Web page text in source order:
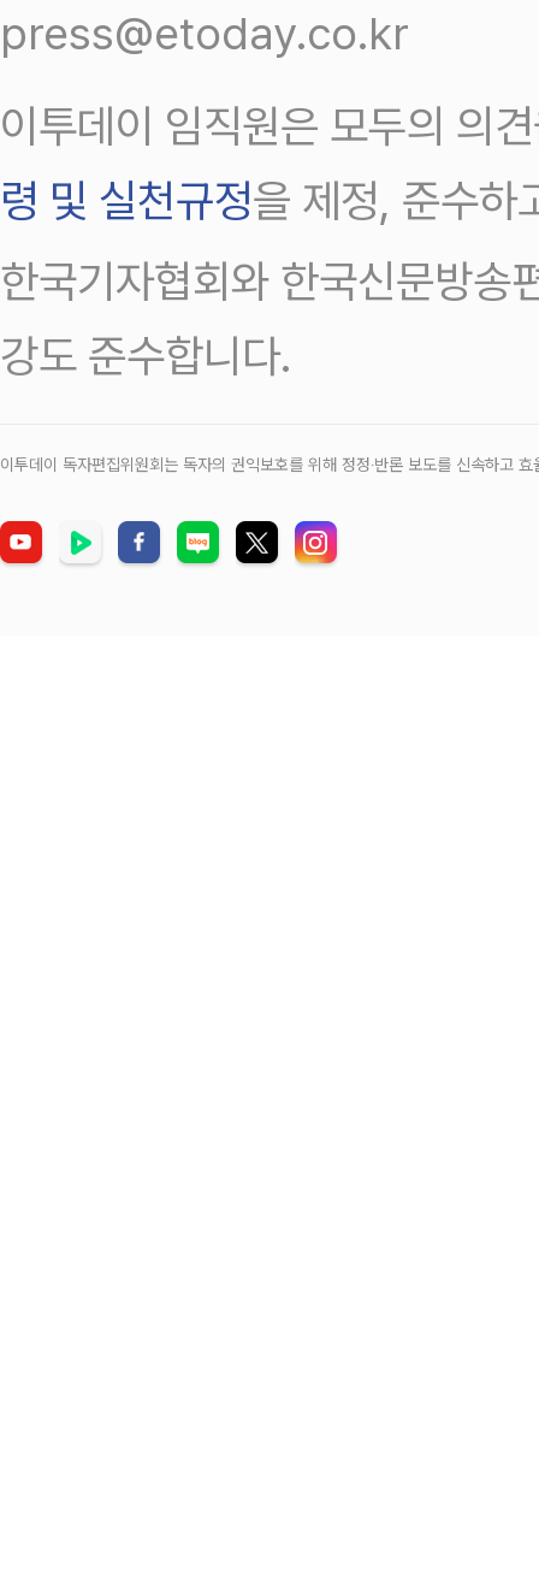
press@etoday.co.kr
이투데이 임직원은 모두의 의
령 및 실천규정을 제정, 준수하
한국기자협회와 한국신문방송
강도 준수합니다.
이투데이 독자편집위원회는 독자의 권익보호를 위해 정정‧반론 보도를 신속하고